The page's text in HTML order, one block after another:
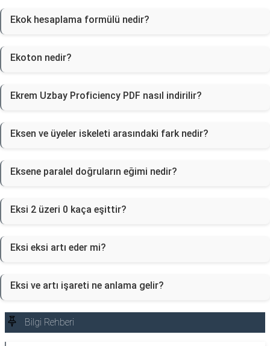
Ekok hesaplama formülü nedir?
Ekoton nedir?
Ekrem Uzbay Proficiency PDF nasıl indirilir?
Eksen ve üyeler iskeleti arasındaki fark nedir?
Eksene paralel doğruların eğimi nedir?
Eksi 2 üzeri 0 kaça eşittir?
Eksi eksi artı eder mi?
Eksi ve artı işareti ne anlama gelir?
Bilgi Rehberi